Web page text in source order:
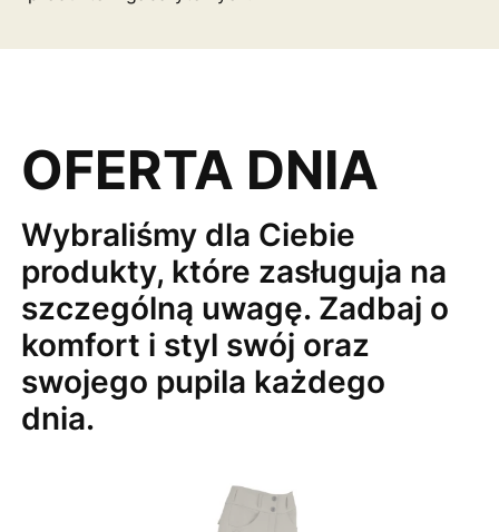
OFERTA DNIA
Wybraliśmy dla Ciebie
produkty, które zasługuja na
szczególną uwagę. Zadbaj o
komfort i styl swój oraz
swojego pupila każdego
dnia.